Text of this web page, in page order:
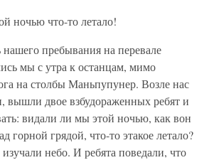
ночью что-то летало!
пребывания на перевале
мы с утра к останцам, мимо
на столбы Маньпупунер. Возле нас
вышли двое взбудораженных ребят и
видали ли мы этой ночью, как вон
горной грядой, что-то этакое летало?
небо. И ребята поведали, что